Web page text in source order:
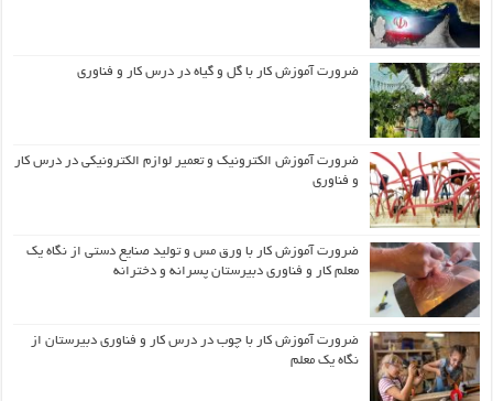
ضرورت آموزش کار با گل و گیاه در درس کار و فناوری
ضرورت آموزش الکترونیک و تعمیر لوازم الکترونیکی در درس کار
و فناوری
ضرورت آموزش کار با ورق مس و تولید صنایع دستی از نگاه یک
معلم کار و فناوری دبیرستان پسرانه و دخترانه
ضرورت آموزش کار با چوب در درس کار و فناوری دبیرستان از
نگاه یک معلم